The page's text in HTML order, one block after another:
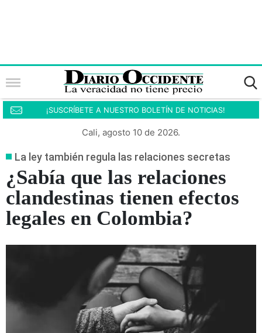
¡SUSCRÍBETE A NUESTRO BOLETÍN DE NOTICIAS!
Cali, agosto 10 de 2026.
La ley también regula las relaciones secretas
¿Sabía que las relaciones
clandestinas tienen efectos
legales en Colombia?